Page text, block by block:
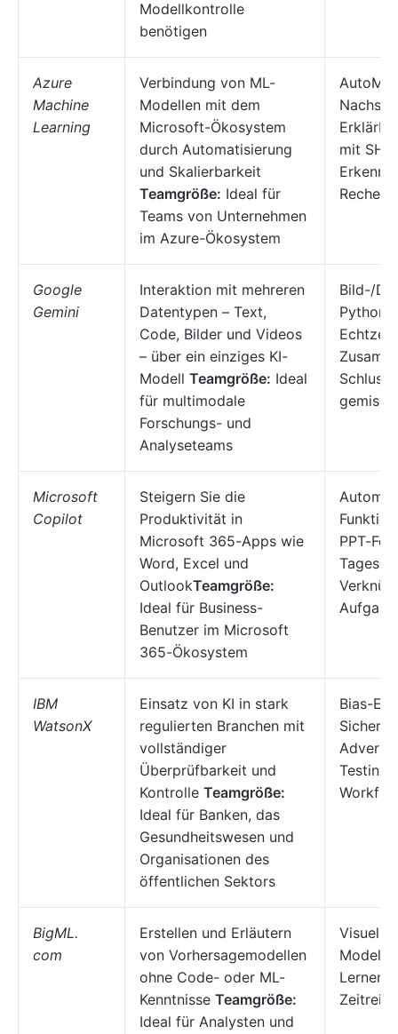
Modellkontrolle
benötigen
Azure
Machine
Learning
Verbindung von ML-
Modellen mit dem
Microsoft-Ökosystem
durch Automatisierung
und Skalierbarkeit
Teamgröße: Ideal für
Teams von Unternehmen
im Azure-Ökosystem
mit
Google
Gemini
Interaktion mit mehreren
Datentypen – Text,
Code, Bilder und Videos
– über ein einziges KI-
Modell Teamgröße: Ideal
für multimodale
Forschungs- und
Analyseteams
Bild-/
Python-
Microsoft
Copilot
Steigern Sie die
Produktivität in
Microsoft 365-Apps wie
Word, Excel und
OutlookTeamgröße:
Ideal für Business-
Benutzer im Microsoft
365-Ökosystem
PPT-
IBM
WatsonX
Einsatz von KI in stark
regulierten Branchen mit
vollständiger
Überprüfbarkeit und
Kontrolle Teamgröße:
Ideal für Banken, das
Gesundheitswesen und
Organisationen des
öffentlichen Sektors
Bias-
BigML.
com
Erstellen und Erläutern
von Vorhersagemodellen
ohne Code- oder ML-
Kenntnisse Teamgröße:
Ideal für Analysten und
Visuelle
Lernen,